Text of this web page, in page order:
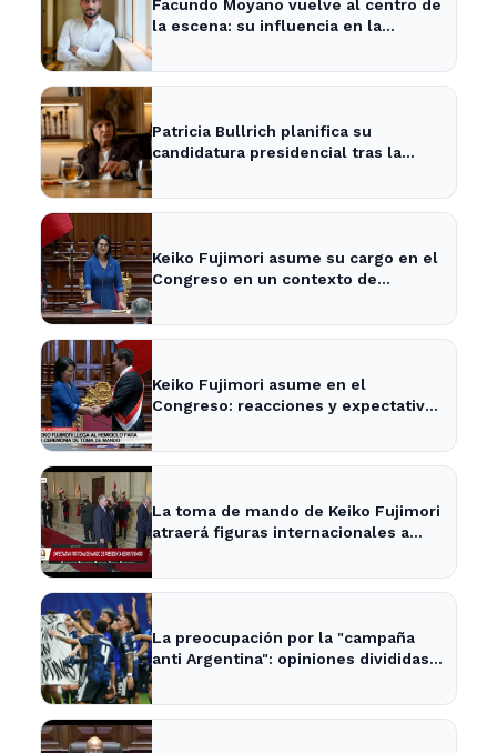
Facundo Moyano vuelve al centro de
la escena: su influencia en la
Patricia Bullrich planifica su
candidatura presidencial tras la
Keiko Fujimori asume su cargo en el
Congreso en un contexto de
Keiko Fujimori asume en el
Congreso: reacciones y expectativas
La toma de mando de Keiko Fujimori
atraerá figuras internacionales a
La preocupación por la "campaña
anti Argentina": opiniones divididas